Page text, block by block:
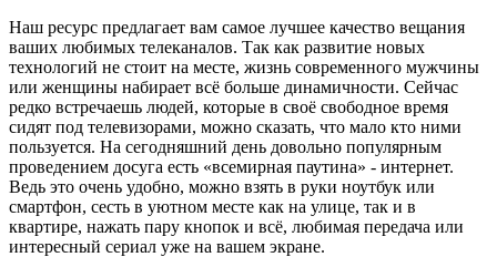
Наш ресурс предлагает вам самое лучшее качество вещания
ваших любимых телеканалов. Так как развитие новых
технологий не стоит на месте, жизнь современного мужчины
или женщины набирает всё больше динамичности. Сейчас
редко встречаешь людей, которые в своё свободное время
сидят под телевизорами, можно сказать, что мало кто ними
пользуется. На сегодняшний день довольно популярным
проведением досуга есть «всемирная паутина» - интернет.
Ведь это очень удобно, можно взять в руки ноутбук или
смартфон, сесть в уютном месте как на улице, так и в
квартире, нажать пару кнопок и всё, любимая передача или
интересный сериал уже на вашем экране.